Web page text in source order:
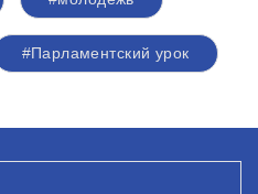
#Парламентский урок